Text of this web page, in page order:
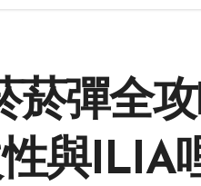
菸彈全
與ILIA